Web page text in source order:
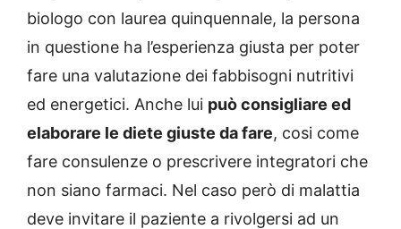
biologo con laurea quinquennale, la persona
in questione ha l’esperienza giusta per poter
fare una valutazione dei fabbisogni nutritivi
ed energetici. Anche lui può consigliare ed
elaborare le diete giuste da fare, cosi come
fare consulenze o prescrivere integratori che
non siano farmaci. Nel caso però di malattia
deve invitare il paziente a rivolgersi ad un